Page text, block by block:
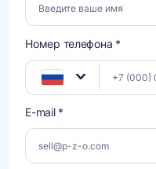
Номер телефона *
E-mail *